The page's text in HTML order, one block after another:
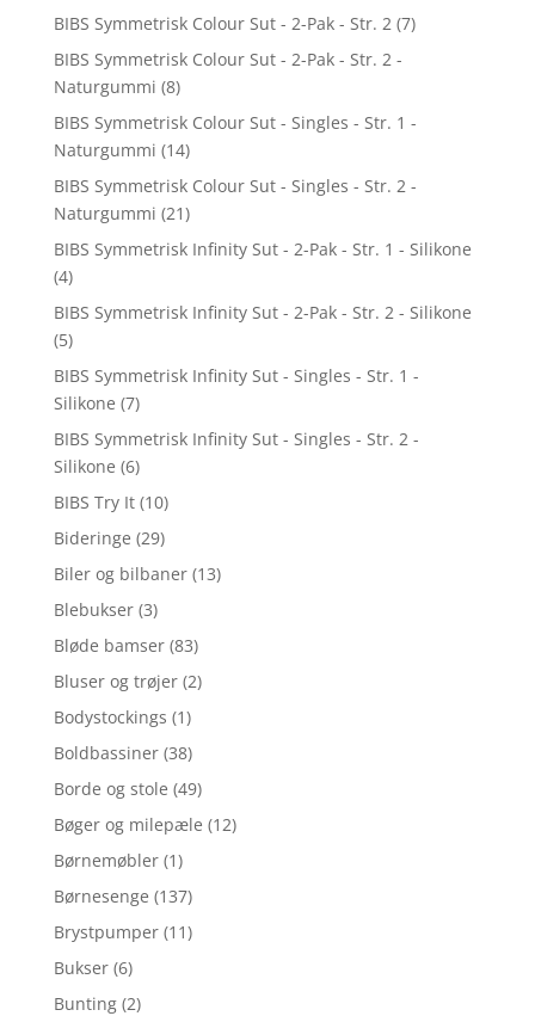
BIBS Symmetrisk Colour Sut - 2-Pak - Str. 2 (7)
BIBS Symmetrisk Colour Sut - 2-Pak - Str. 2 -
Naturgummi (8)
BIBS Symmetrisk Colour Sut - Singles - Str. 1 -
Naturgummi (14)
BIBS Symmetrisk Colour Sut - Singles - Str. 2 -
Naturgummi (21)
BIBS Symmetrisk Infinity Sut - 2-Pak - Str. 1 - Silikone
(4)
BIBS Symmetrisk Infinity Sut - 2-Pak - Str. 2 - Silikone
(5)
BIBS Symmetrisk Infinity Sut - Singles - Str. 1 -
Silikone (7)
BIBS Symmetrisk Infinity Sut - Singles - Str. 2 -
Silikone (6)
BIBS Try It (10)
Bideringe (29)
Biler og bilbaner (13)
Blebukser (3)
Bløde bamser (83)
Bluser og trøjer (2)
Bodystockings (1)
Boldbassiner (38)
Borde og stole (49)
Bøger og milepæle (12)
Børnemøbler (1)
Børnesenge (137)
Brystpumper (11)
Bukser (6)
Bunting (2)